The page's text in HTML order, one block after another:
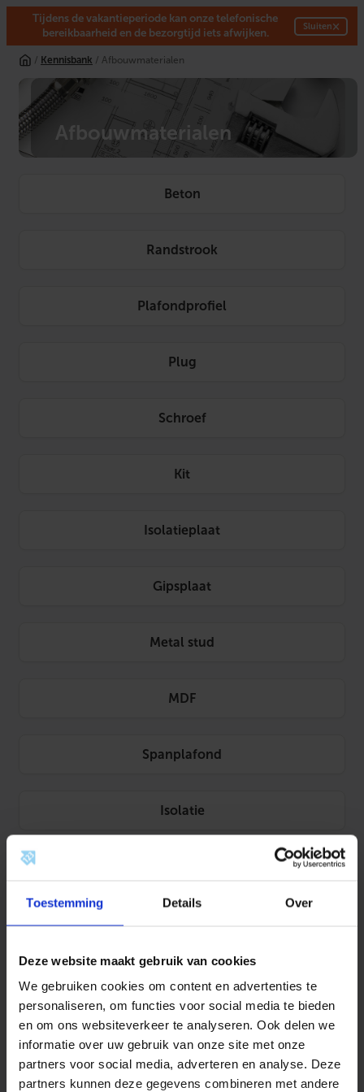
Toestemming Details Over
Deze website maakt gebruik van cookies
We gebruiken cookies om content en advertenties te
personaliseren, om functies voor social media te bieden
en om ons websiteverkeer te analyseren. Ook delen we
informatie over uw gebruik van onze site met onze
partners voor social media, adverteren en analyse. Deze
partners kunnen deze gegevens combineren met andere
Tijdens de vakantieperiode kan onze telefonische
bereikbaarheid en de bezorgtijd iets afwijken.
Sluiten×
/ Kennisbank / Afbouwmaterialen
Afbouwmaterialen
Beton
Randstrook
Plafondprofiel
Plug
Schroef
Kit
Isolatieplaat
Gipsplaat
Metal stud
MDF
Spanplafond
Isolatie
Voegmiddel